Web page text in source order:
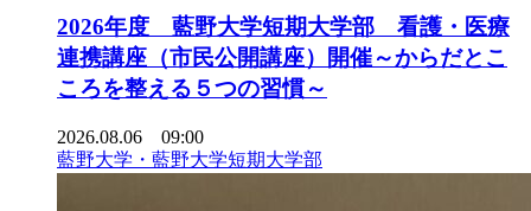
2026年度 藍野大学短期大学部 看護・医療
連携講座（市民公開講座）開催～からだとこ
ころを整える５つの習慣～
2026.08.06 09:00
藍野大学・藍野大学短期大学部